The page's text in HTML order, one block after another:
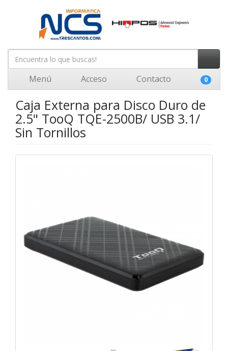
Menú Acceso Contacto 0
Caja Externa para Disco Duro de
2.5" TooQ TQE-2500B/ USB 3.1/
Sin Tornillos